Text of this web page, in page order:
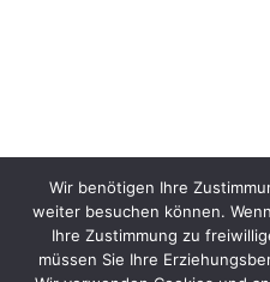
Wir benötigen Ihre
weiter besuchen können.
Ihre Zustimmung zu
müssen Sie Ihre